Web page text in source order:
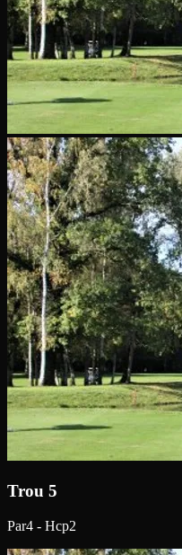
Trou 5
Par4 - Hcp2